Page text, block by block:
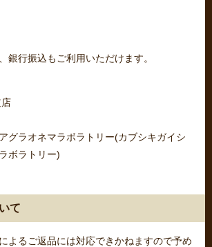
銀行振込もご利用いただけます。
ラオネマラボラトリー(カブシキガイシ
ボラトリー)
て
よるご返品には対応できかねますので予め